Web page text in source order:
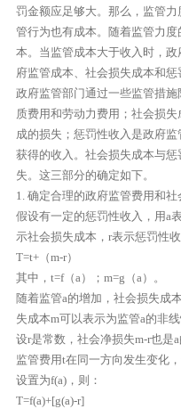
罚金额应足够大。那么，监管
管行为也有成本。随着监管力
本。当监管成本大于收入时，
府监管成本、社会损失成本和
政府监管部门通过一些监管措
质费用和劳动力费用；社会损
成的损失；惩罚性收入是政府
获得的收入。社会损失成本与
失。这三部分的确定如下。
1. 确定合理的政府监管费用和社
假设有一定的惩罚性收入，用a
示社会损失成本，r表示惩罚性
T=t+（m-r）
其中，t=f（a）；m=g（a）。
随着监管a的增加，社会损失成
失成本m可以表示为监管a的非
设r是常数，社会净损失m-r也是
监管费用t在同一方向发生变化
设置为f(a)，则：
T=f(a)+[g(a)-r]